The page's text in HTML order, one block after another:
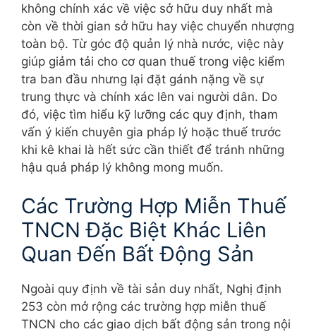
không chính xác về việc sở hữu duy nhất mà
còn về thời gian sở hữu hay việc chuyển nhượng
toàn bộ. Từ góc độ quản lý nhà nước, việc này
giúp giảm tải cho cơ quan thuế trong việc kiểm
tra ban đầu nhưng lại đặt gánh nặng về sự
trung thực và chính xác lên vai người dân. Do
đó, việc tìm hiểu kỹ lưỡng các quy định, tham
vấn ý kiến chuyên gia pháp lý hoặc thuế trước
khi kê khai là hết sức cần thiết để tránh những
hậu quả pháp lý không mong muốn.
Các Trường Hợp Miễn Thuế
TNCN Đặc Biệt Khác Liên
Quan Đến Bất Động Sản
Ngoài quy định về tài sản duy nhất, Nghị định
253 còn mở rộng các trường hợp miễn thuế
TNCN cho các giao dịch bất động sản trong nội